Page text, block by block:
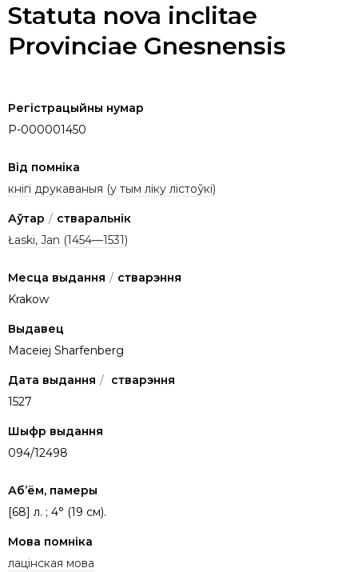
Statuta nova inclitae
Provinciae Gnesnensis
Регістрацыйны нумар
P-000001450
Від помніка
кнігі друкаваныя (у тым ліку лістоўкі)
Аўтар / стваральнік
Łaski, Jan (1454—1531)
Месца выдання / стварэння
Krakow
Выдавец
Maceiej Sharfenberg
Дата выдання / стварэння
1527
Шыфр выдання
094/12498
Аб’ём, памеры
[68] л. ; 4° (19 см).
Мова помніка
лацінская мова